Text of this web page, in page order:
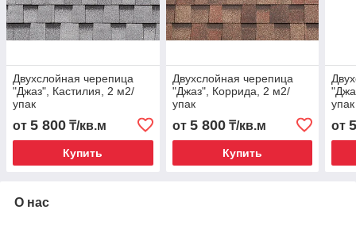
Двухслойная черепица
"Джаз", Кастилия, 2 м2/
упак
от 5 800 ₸/кв.м
Купить
Двухслойная черепица
"Джаз", Коррида, 2 м2/
упак
от 5 800₸/кв.м
Купить
упак
от
О нас